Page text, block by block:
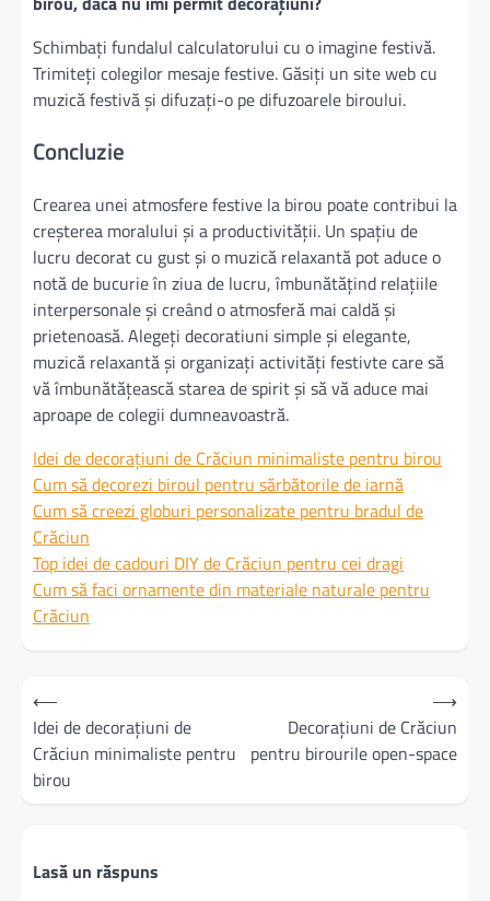
Schimbați fundalul calculatorului cu o imagine festivă.
Trimiteți colegilor mesaje festive. Găsiți un site web cu
muzică festivă și difuzați-o pe difuzoarele biroului.
Concluzie
Crearea unei atmosfere festive la birou poate contribui la
creșterea moralului și a productivității. Un spațiu de
lucru decorat cu gust și o muzică relaxantă pot aduce o
notă de bucurie în ziua de lucru, îmbunătățind relațiile
interpersonale și creând o atmosferă mai caldă și
prietenoasă. Alegeți decoratiuni simple și elegante,
muzică relaxantă și organizați activități festivte care să
vă îmbunătățească starea de spirit și să vă aduce mai
aproape de colegii dumneavoastră.
Idei de decorațiuni de Crăciun minimaliste pentru birou
Cum să decorezi biroul pentru sărbătorile de iarnă
Cum să creezi globuri personalizate pentru bradul de
Crăciun
Top idei de cadouri DIY de Crăciun pentru cei dragi
Cum să faci ornamente din materiale naturale pentru
Crăciun
Navigare
în
articole
⟵
Idei de decorațiuni de
Crăciun minimaliste pentru
birou
Decorațiuni de Crăciun
pentru birourile open-space
⟶
Lasă un răspuns